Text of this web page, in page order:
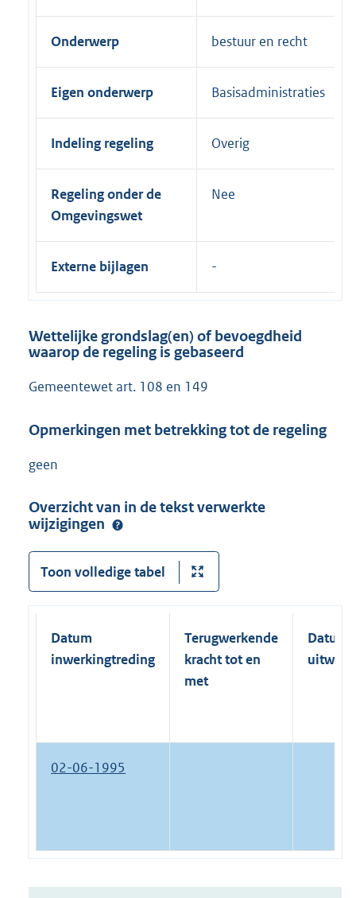
Onderwerp bestuur en recht
Eigen onderwerp Basisadministraties
Indeling regeling Overig
Regeling onder de
Omgevingswet
Nee
Externe bijlagen
Wettelijke grondslag(en) of bevoegdheid
waarop de regeling is gebaseerd
Gemeentewet art. 108 en 149
Opmerkingen met betrekking tot de regeling
geen
Overzicht van in de tekst verwerkte
wijzigingen
Toon volledige tabel
Datum
inwerkingtreding
Terugwerkende
kracht tot en
met
Datum
02-06-1995